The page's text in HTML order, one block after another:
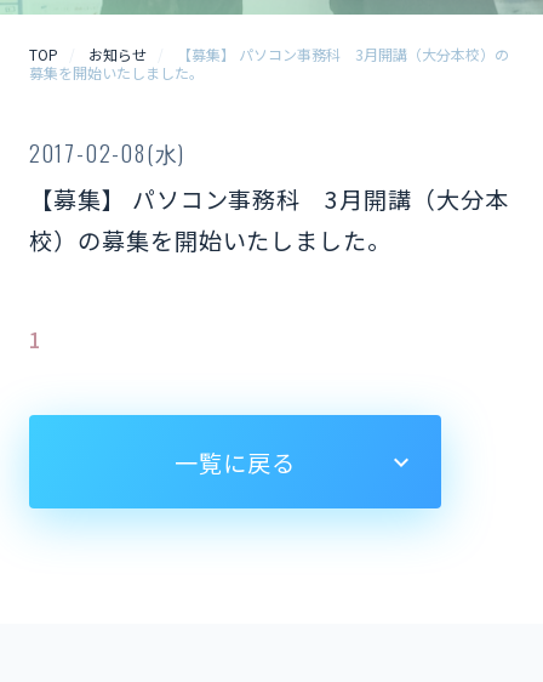
TOP お知らせ
【募集】 パソコン事務科 3月開講（大分本校）の
募集を開始いたしました。
2017-02-08(水)
【募集】 パソコン事務科 3月開講（大分本
校）の募集を開始いたしました。
1
一覧に戻る